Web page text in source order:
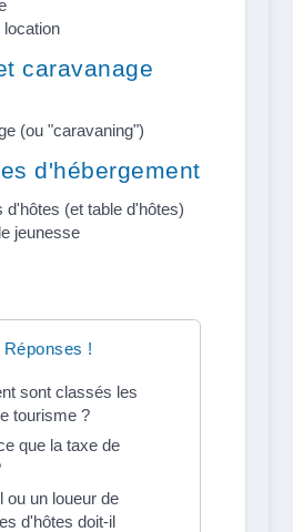
location
caravanage
(ou "caravaning")
d'hébergement
d'hôtes (et table d'hôtes)
jeunesse
!
sont classés les
tourisme ?
que la taxe de
ou un loueur de
d'hôtes doit-il